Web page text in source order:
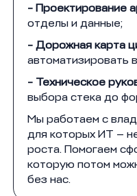
- Проектирование
отделы и данные;
- Дорожная карта
автоматизировать
- Техническое
выбора стека до
Мы работаем с
для которых ИТ —
роста. Помогаем
которую потом
без нас.